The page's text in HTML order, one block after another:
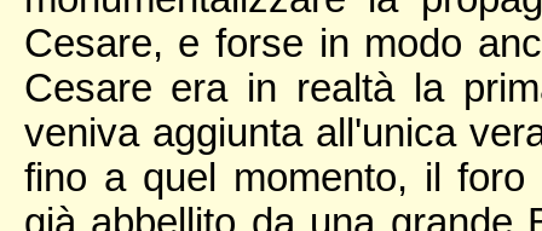
Cesare, e forse in modo
Cesare era in realtà la
veniva aggiunta all'unica
fino a quel momento, il foro